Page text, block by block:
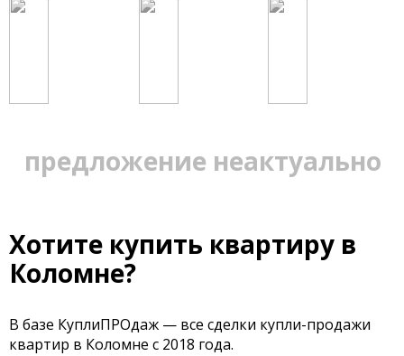
предложение неактуально
Хотите купить квартиру в
Коломне?
В базе КуплиПРОдаж — все сделки купли-продажи
квартир в Коломне с 2018 года.